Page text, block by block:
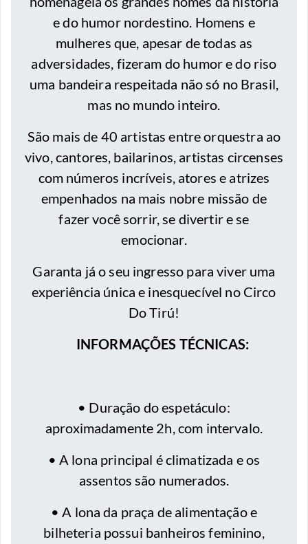
e do humor nordestino. Homens e
mulheres que, apesar de todas as
adversidades, fizeram do humor e do riso
uma bandeira respeitada não só no Brasil,
mas no mundo inteiro.
São mais de 40 artistas entre orquestra ao
vivo, cantores, bailarinos, artistas circenses
com números incríveis, atores e atrizes
empenhados na mais nobre missão de
fazer você sorrir, se divertir e se
emocionar.
Garanta já o seu ingresso para viver uma
experiência única e inesquecível no Circo
Do Tirú!
INFORMAÇÕES TÉCNICAS:
• Duração do espetáculo:
aproximadamente 2h, com intervalo.
• A lona principal é climatizada e os
assentos são numerados.
• A lona da praça de alimentação e
bilheteria possui banheiros feminino,